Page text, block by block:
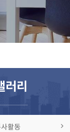
러리
활동